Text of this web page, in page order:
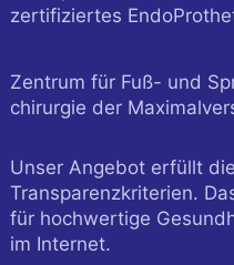
zertifiziertes
Zentrum für Fuß- und
chirurgie der
Unser Angebot erfüllt
Transparenzkriterien.
für hochwertige
im Internet.